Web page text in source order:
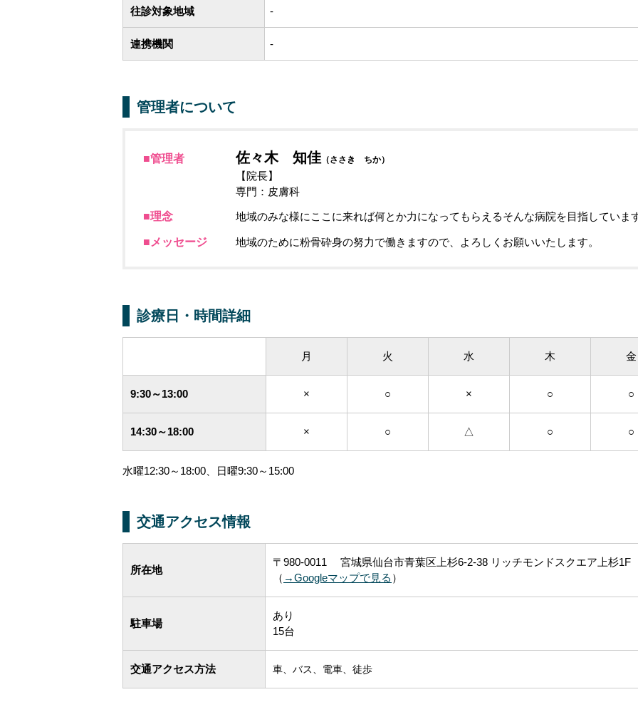
往診対象地域 -
連携機関 -
管理者について
■管理者 佐々木 知佳 （ささき ちか）
【院長】
専門：皮膚科
■理念 地域のみな様にここに来れば何とか力になってもらえるそんな病院を目指しています
■メッセージ 地域のために粉骨砕身の努力で働きますので、よろしくお願いいたします。
診療日・時間詳細
月 火 水 木 金
9:30～13:00 × ○ × ○ ○
14:30～18:00 × ○ △ ○ ○
水曜12:30～18:00、日曜9:30～15:00
交通アクセス情報
所在地
〒980-0011 宮城県仙台市青葉区上杉6-2-38 リッチモンドスクエア上杉1F
（ →Googleマップで見る ）
駐車場
あり
15台
交通アクセス方法 車、バス、電車、徒歩